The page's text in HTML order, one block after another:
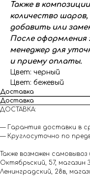
Также в
количество
добавить или
После оформления
менеджер для
и приему оплаты.
Цвет: черный
Цвет: бежевый
Доставка
Доставка
ДОСТАВКА:
— Гарантия доставки в
— Круглосуточно по
Также возможен
Октябрьский, 57, магазин
Ленинградский, 28в,